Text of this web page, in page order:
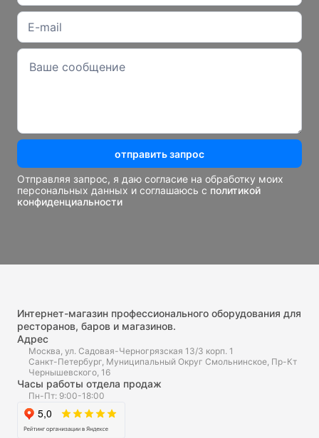
отправить запрос
Отправляя запрос, я даю согласие на обработку моих
персональных данных и соглашаюсь с политикой
конфиденциальности
Интернет-магазин профессионального оборудования для
ресторанов, баров и магазинов.
Адрес
Москва, ул. Садовая-Черногрязская 13/3 корп. 1
Санкт-Петербург, Муниципальный Округ Смольнинское, Пр-Кт
Чернышевского, 16
Часы работы отдела продаж
Пн-Пт: 9:00-18:00